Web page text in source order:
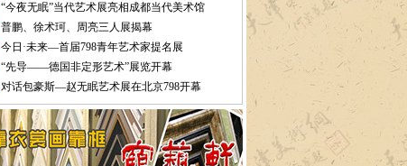
“今夜无眠”当代艺术展亮相成都当代美术馆
普鹏、徐术珂、周亮三人展揭幕
今日·未来—首届798青年艺术家提名展
“先导——德国非定形艺术”展览开幕
对话包豪斯—赵无眠艺术展在北京798开幕